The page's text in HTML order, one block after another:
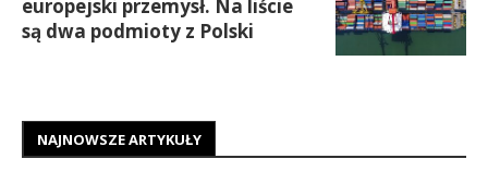
europejski przemysł. Na liście
są dwa podmioty z Polski
NAJNOWSZE ARTYKUŁY